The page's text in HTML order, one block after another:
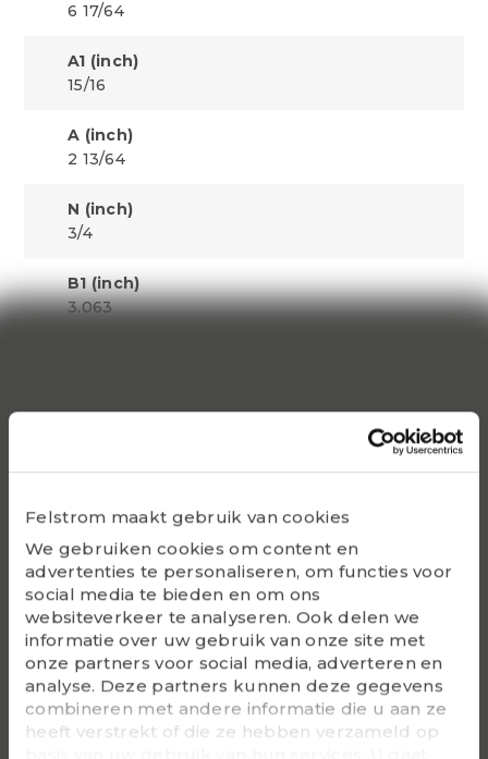
Felstrom maakt gebruik van cookies
We gebruiken cookies om content en
advertenties te personaliseren, om functies voor
social media te bieden en om ons
websiteverkeer te analyseren. Ook delen we
informatie over uw gebruik van onze site met
onze partners voor social media, adverteren en
analyse. Deze partners kunnen deze gegevens
combineren met andere informatie die u aan ze
heeft verstrekt of die ze hebben verzameld op
6 17/64
A1 (inch)
15/16
A (inch)
2 13/64
N (inch)
3/4
B1 (inch)
3.063
UC215-48
Housing
F215
G - Bolt size
5/8
m (kg)